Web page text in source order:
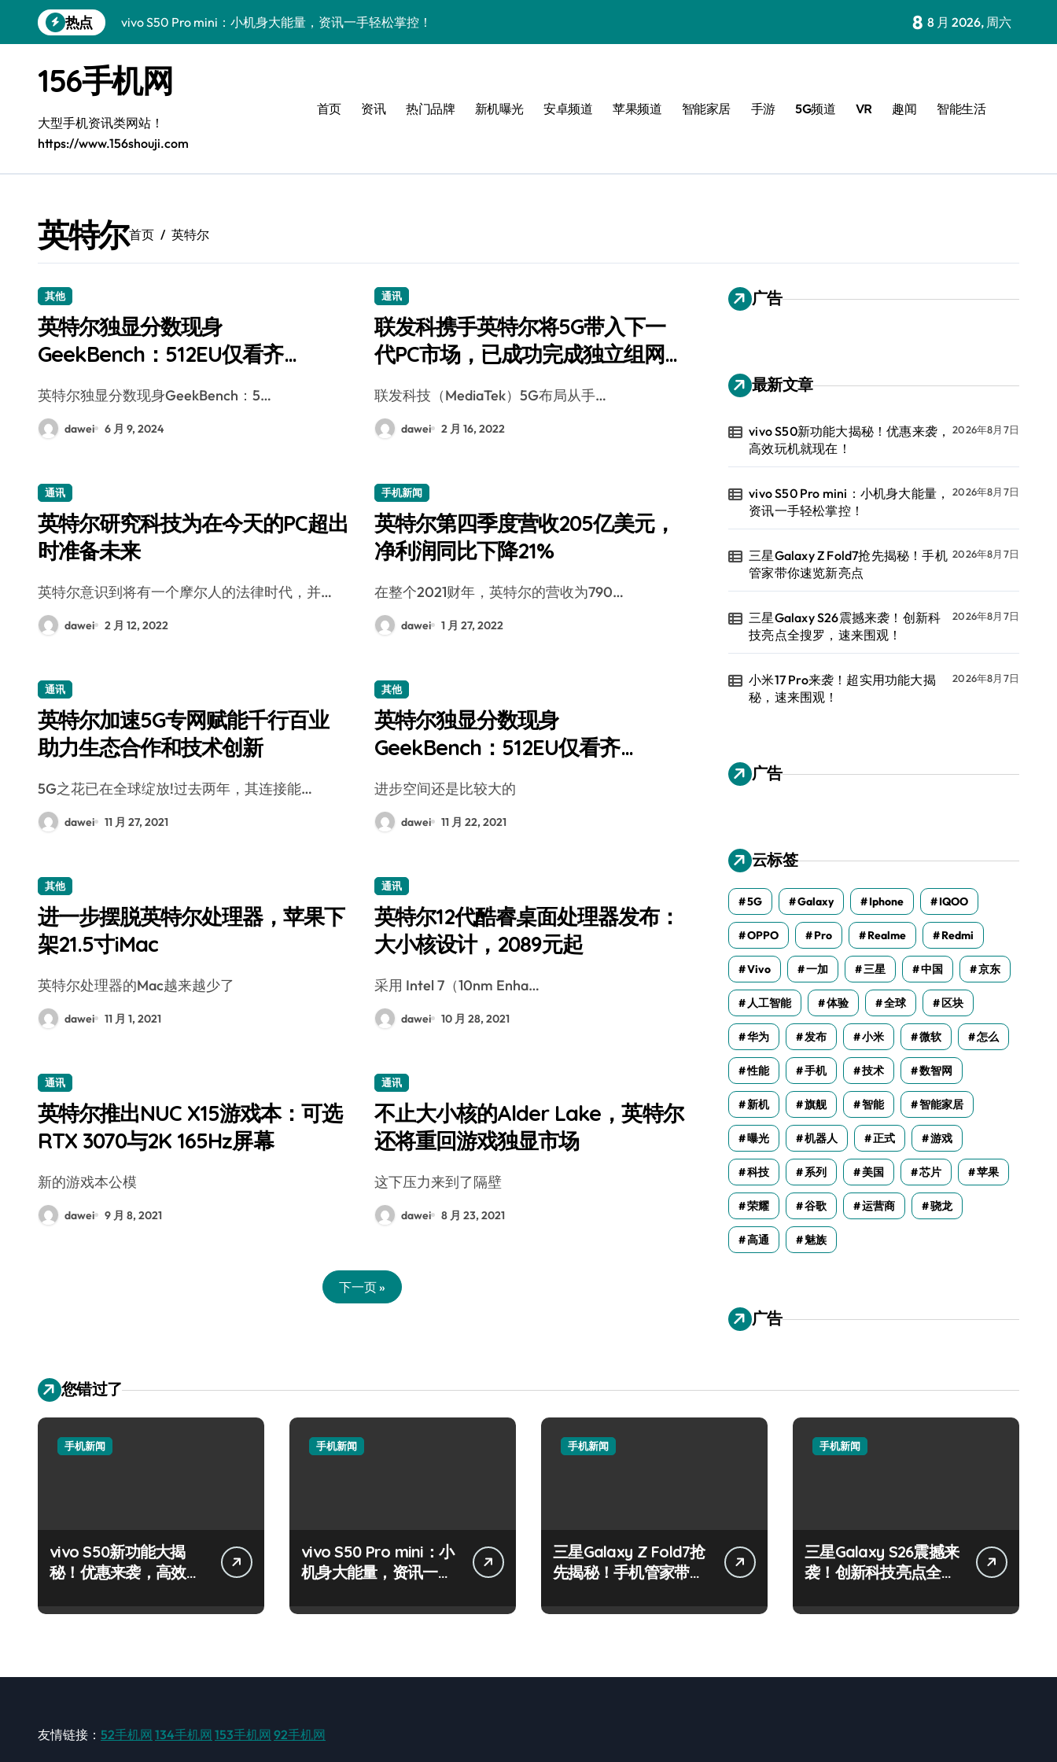
到
热点
vivo S50 Pro mini：小机身大能量，资讯一手轻松掌控！
三星Galaxy S26震撼来袭！创新科技亮点全搜罗，速来围观！
小米17 Pro来袭！超实用功能大揭秘，速来围观！
S25 Ultra颜值炸裂！定制主题潮翻天
Galaxy S24+惊艳上市，秒变手机美学高手！
Galaxy A56 5G登场，时尚旗舰新选择！
vivo S50新功能大揭秘！优惠来袭，高效玩机就现在！
8 8 月 2026, 周六
156手机网
大型手机资讯类网站！
https://www.156shouji.com
首页 资讯 热门品牌 新机曝光 安卓频道 苹果频道 智能家居 手游 5G频道 VR 趣闻 智能生活
英特尔首页 英特尔
其他
英特尔独显分数现身
GeekBench：512EU仅看齐
RTX2060
英特尔独显分数现身GeekBench：5…
dawei 6 月 9, 2024
通讯
联发科携手英特尔将5G带入下一
代PC市场，已成功完成独立组网通
话
联发科技（MediaTek）5G布局从手…
dawei 2 月 16, 2022
通讯
英特尔研究科技为在今天的PC超出
时准备未来
英特尔意识到将有一个摩尔人的法律时代，并…
dawei 2 月 12, 2022
手机新闻
英特尔第四季度营收205亿美元，
净利润同比下降21%
在整个2021财年，英特尔的营收为790…
dawei 1 月 27, 2022
通讯
英特尔加速5G专网赋能千行百业
助力生态合作和技术创新
5G之花已在全球绽放!过去两年，其连接能…
dawei 11 月 27, 2021
其他
英特尔独显分数现身
GeekBench：512EU仅看齐
RTX2060
进步空间还是比较大的
dawei 11 月 22, 2021
其他
进一步摆脱英特尔处理器，苹果下
架21.5寸iMac
英特尔处理器的Mac越来越少了
dawei 11 月 1, 2021
通讯
英特尔12代酷睿桌面处理器发布：
大小核设计，2089元起
采用 Intel 7（10nm Enha…
dawei 10 月 28, 2021
通讯
英特尔推出NUC X15游戏本：可选
RTX 3070与2K 165Hz屏幕
新的游戏本公模
dawei 9 月 8, 2021
通讯
不止大小核的Alder Lake，英特尔
还将重回游戏独显市场
这下压力来到了隔壁
dawei 8 月 23, 2021
下一页 »
广告
最新文章
vivo S50新功能大揭秘！优惠来袭，
高效玩机就现在！
2026年8月7日
vivo S50 Pro mini：小机身大能量，
资讯一手轻松掌控！
2026年8月7日
三星Galaxy Z Fold7抢先揭秘！手机
管家带你速览新亮点
2026年8月7日
三星Galaxy S26震撼来袭！创新科
技亮点全搜罗，速来围观！
2026年8月7日
小米17 Pro来袭！超实用功能大揭
秘，速来围观！
2026年8月7日
广告
云标签
5G Galaxy Iphone IQOO
OPPO Pro Realme Redmi
Vivo 一加 三星 中国 京东
人工智能 体验 全球 区块
华为 发布 小米 微软 怎么
性能 手机 技术 数智网
新机 旗舰 智能 智能家居
曝光 机器人 正式 游戏
科技 系列 美国 芯片 苹果
荣耀 谷歌 运营商 骁龙
高通 魅族
广告
您错过了
手机新闻
vivo S50新功能大揭
秘！优惠来袭，高效玩
手机新闻
vivo S50 Pro mini：小
机身大能量，资讯一手
手机新闻
三星Galaxy Z Fold7抢
先揭秘！手机管家带你
手机新闻
三星Galaxy S26震撼来
袭！创新科技亮点全搜
友情链接： 52手机网 134手机网 153手机网 92手机网